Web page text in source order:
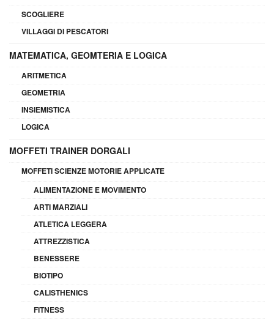
SCOGLIERE
VILLAGGI DI PESCATORI
MATEMATICA, GEOMTERIA E LOGICA
ARITMETICA
GEOMETRIA
INSIEMISTICA
LOGICA
MOFFETI TRAINER DORGALI
MOFFETI SCIENZE MOTORIE APPLICATE
ALIMENTAZIONE E MOVIMENTO
ARTI MARZIALI
ATLETICA LEGGERA
ATTREZZISTICA
BENESSERE
BIOTIPO
CALISTHENICS
FITNESS